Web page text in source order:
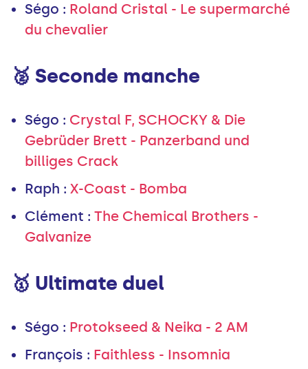
Ségo : Roland Cristal - Le supermarché
du chevalier
🥈 Seconde manche
Ségo : Crystal F, SCHOCKY & Die
Gebrüder Brett - Panzerband und
billiges Crack
Raph : X-Coast - Bomba
Clément : The Chemical Brothers -
Galvanize
🥇 Ultimate duel
Ségo : Protokseed & Neika - 2 AM
François : Faithless - Insomnia